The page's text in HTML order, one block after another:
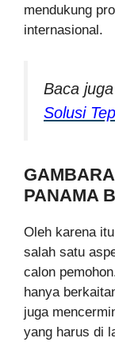
mendukung
internasional.
Baca
Solusi
PANAMA
Oleh karena
salah satu
calon
hanya
juga
yang harus di